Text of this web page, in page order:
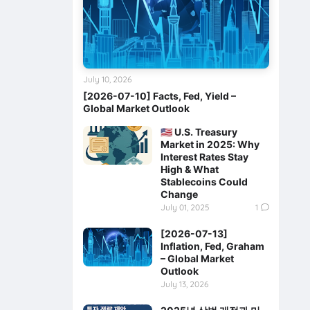
[2026-07-10] Facts, Fed, Yield –
Global Market Outlook
July 10, 2026
🇺🇸 U.S. Treasury
Market in 2025: Why
Interest Rates Stay
High & What
Stablecoins Could
Change
July 01, 2025 1
[2026-07-13]
Inflation, Fed, Graham
– Global Market
Outlook
July 13, 2026